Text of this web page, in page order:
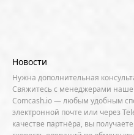
Aster
Binance
BIS
Bitfarms
Bitfinex
BitMEX
BitOK
Новости
Нужна дополнительная
Свяжитесь с менеджерами
Comcash.io — любым удобным
электронной почте или через
качестве партнёра, вы